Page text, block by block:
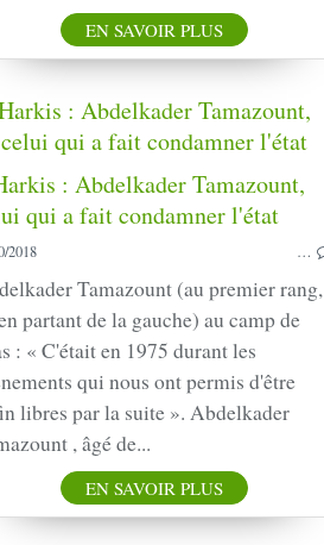
EN SAVOIR PLUS
: Abdelkader Tamazount,
celui qui a fait condamner l'état
2018 …
Tamazount (au premier rang,
partant de la gauche) au camp de
: « C'était en 1975 durant les
qui nous ont permis d'être
libres par la suite ». Abdelkader
, âgé de...
EN SAVOIR PLUS